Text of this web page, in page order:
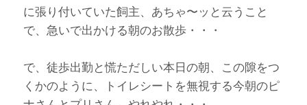
に張り付いていた飼主、あちゃ〜ッと云うこと
で、急いで出かける朝のお散歩・・・
で、徒歩出勤と慌ただしい本日の朝、この隙をつ
くかのように、トイレシートを無視する今朝のピ